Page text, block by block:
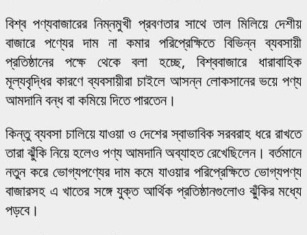
বিশ্ব পণ্যবাজারের নিম্নমুখী প্রবণতার সাথে তাল মিলিয়ে দেশীয়
বাজারে পণ্যের দাম না কমার পরিপ্রেক্ষিতে বিভিন্ন ব্যবসায়ী
প্রতিষ্ঠানের পক্ষে থেকে বলা হচ্ছে, বিশ্ববাজারে ধারাবাহিক
মূল্যবৃদ্ধির কারণে ব্যবসায়ীরা চাইলে আসন্ন লোকসানের ভয়ে পণ্য
আমদানি বন্ধ বা কমিয়ে দিতে পারতেন।
কিন্তু ব্যবসা চালিয়ে যাওয়া ও দেশের স্বাভাবিক সরবরাহ ধরে রাখতে
তারা ঝুঁকি নিয়ে হলেও পণ্য আমদানি অব্যাহত রেখেছিলেন। বর্তমানে
নতুন করে ভোগ্যপণ্যের দাম কমে যাওয়ার পরিপ্রেক্ষিতে ভোগ্যপণ্য
বাজারসহ এ খাতের সঙ্গে যুক্ত আর্থিক প্রতিষ্ঠানগুলোও ঝুঁকির মধ্যে
পড়বে।